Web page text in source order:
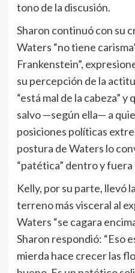
tono de la discusión.
Sharon continuó con su
Waters “no tiene
Frankenstein”,
su percepción de la
“está mal de la cabeza” y
salvo —según ella— a
posiciones políticas
postura de Waters lo
“patética” dentro y
Kelly, por su parte, llevó
terreno más visceral al
Waters “se cagara
Sharon respondió: “Eso
mierda hace crecer las